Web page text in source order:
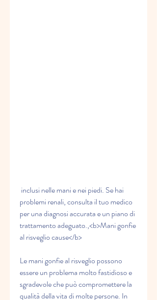
problemi renali, consulta il tuo medico
per una diagnosi accurata e un piano di
trattamento adeguato.,<b>Mani gonfie
al risveglio cause</b>
Le mani gonfie al risveglio possono
essere un problema molto fastidioso e
sgradevole che può compromettere la
qualità della vita di molte persone. In